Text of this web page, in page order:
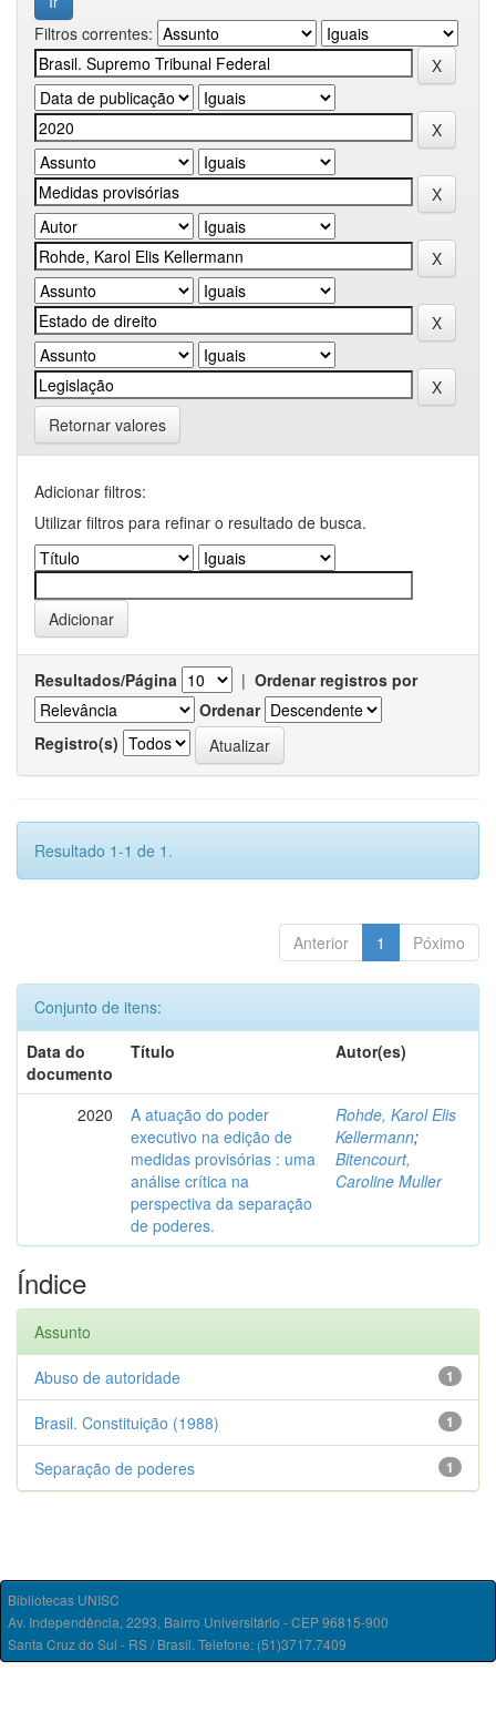
Filtros correntes:
Retornar valores
Adicionar filtros:
Utilizar filtros para refinar o resultado de busca.
Resultados/Página | Ordenar registros por
Ordenar
Registro(s)
Resultado 1-1 de 1.
Anterior 1 Póximo
Conjunto de itens:
Data do
documento
Título Autor(es)
2020
A atuação do poder
executivo na edição de
medidas provisórias : uma
análise crítica na
perspectiva da separação
de poderes.
Rohde, Karol Elis
Kellermann;
Bitencourt,
Caroline Muller
Índice
Assunto
1
Abuso de autoridade
1
Brasil. Constituição (1988)
1
Separação de poderes
Bibliotecas UNISC
Av. Independência, 2293, Bairro Universitário - CEP 96815-900
Santa Cruz do Sul - RS / Brasil. Telefone: (51)3717.7409